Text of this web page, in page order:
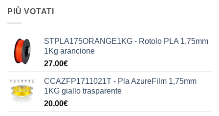
PIÙ VOTATI
STPLA175ORANGE1KG - Rotolo PLA 1,75mm
1Kg arancione
27,00€
CCAZFP1711021T - Pla AzureFilm 1,75mm
1KG giallo trasparente
20,00€